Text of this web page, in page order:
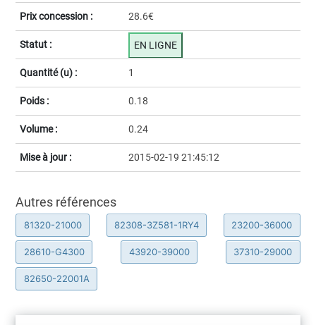
Prix concession : 28.6€
Statut : EN LIGNE
Quantité (u) : 1
Poids : 0.18
Volume : 0.24
Mise à jour : 2015-02-19 21:45:12
Autres références
81320-21000 82308-3Z581-1RY4 23200-36000
28610-G4300 43920-39000 37310-29000
82650-22001A